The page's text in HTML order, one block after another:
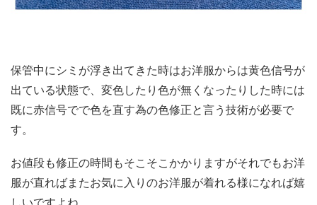
保管中にシミが浮き出てきた時はお洋服からは黄色信号が
出ている状態で、変色したり色が無くなったりした時には
既に赤信号でで色を直す為の色修正と言う技術が必要で
す。
お値段も修正の時間もそこそこかかりますがそれでもお洋
服が直ればまたお気に入りのお洋服が着れる様になれば嬉